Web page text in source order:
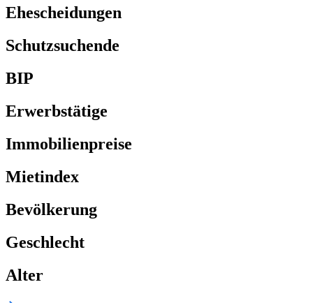
Ehescheidungen
Schutzsuchende
BIP
Erwerbstätige
Immobilienpreise
Mietindex
Bevölkerung
Geschlecht
Alter